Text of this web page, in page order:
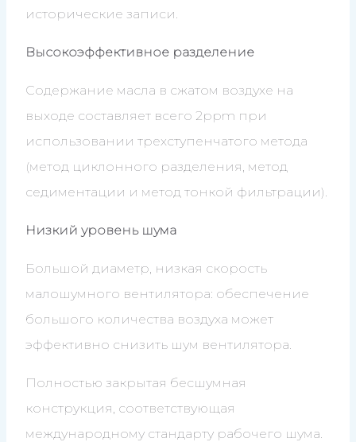
исторические записи.
Высокоэффективное разделение
Содержание масла в сжатом воздухе на
выходе составляет всего 2ppm при
использовании трехступенчатого метода
(метод циклонного разделения, метод
седиментации и метод тонкой фильтрации).
Низкий уровень шума
Большой диаметр, низкая скорость
малошумного вентилятора: обеспечение
большого количества воздуха может
эффективно снизить шум вентилятора.
Полностью закрытая бесшумная
конструкция, соответствующая
международному стандарту рабочего шума.